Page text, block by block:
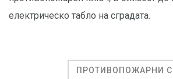
електрическо табло на сградата.
ПРОТИВОПОЖАРНИ